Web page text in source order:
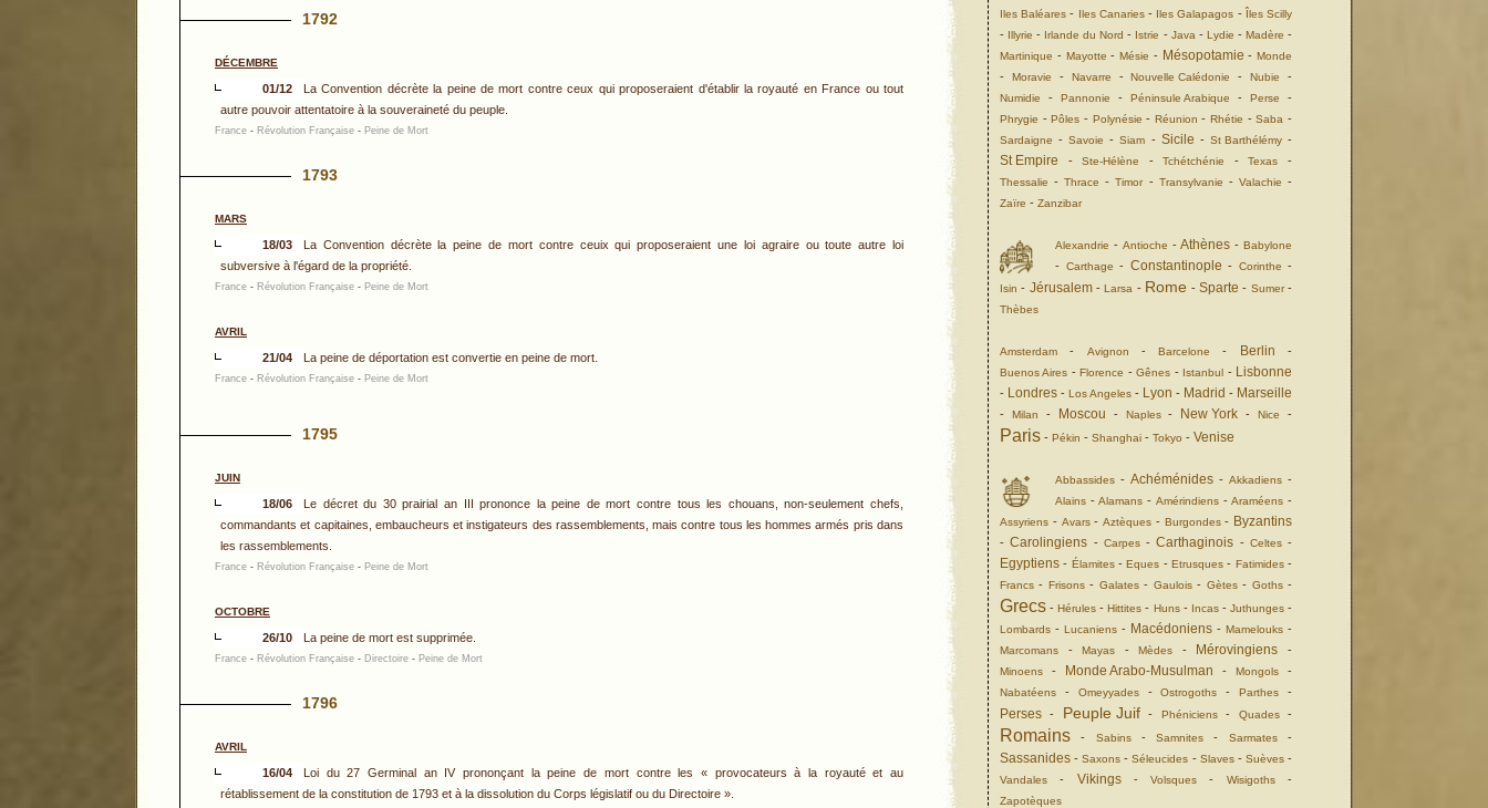
Iles Baléares - Iles Canaries- Iles Galapagos -Îles Scilly
- Illyrie - Irlande du Nord - Istrie - Java - Lydie - Madère -
Martinique - Mayotte - Mésie - Mésopotamie - Monde
- Moravie - Navarre -Nouvelle Calédonie -Nubie -
Numidie - Pannonie - Péninsule Arabique - Perse -
Phrygie -Pôles - Polynésie - Réunion -Rhétie -Saba -
Sardaigne -Savoie -Siam - Sicile - St Barthélémy-
St Empire -Ste-Hélène -Tchétchénie -Texas -
Thessalie -Thrace -Timor- Transylvanie - Valachie -
Zaïre - Zanzibar
Alexandrie - Antioche -Athènes -Babylone
- Carthage - Constantinople - Corinthe -
Isin - Jérusalem-Larsa - Rome - Sparte - Sumer-
Thèbes
Amsterdam - Avignon -Barcelone - Berlin -
Buenos Aires - Florence - Gênes - Istanbul - Lisbonne
- Londres - Los Angeles - Lyon - Madrid - Marseille
- Milan - Moscou - Naples- New York -Nice -
Paris - Pékin - Shanghai - Tokyo - Venise
Abbassides - Achéménides - Akkadiens -
Alains -Alamans - Amérindiens-Araméens -
Assyriens - Avars- Aztèques - Burgondes- Byzantins
-Carolingiens - Carpes-Carthaginois - Celtes-
Egyptiens - Élamites-Eques -Etrusques - Fatimides-
Francs - Frisons- Galates- Gaulois- Gètes- Goths-
Grecs -Hérules -Hittites - Huns- Incas- Juthunges-
Lombards - Lucaniens - Macédoniens - Mamelouks -
Marcomans -Mayas -Mèdes - Mérovingiens -
Minoens - Monde Arabo-Musulman - Mongols -
Nabatéens - Omeyyades-Ostrogoths -Parthes -
Perses - Peuple Juif- Phéniciens- Quades-
Romains - Sabins-Samnites - Sarmates-
Sassanides -Saxons -Séleucides - Slaves- Suèves-
Vandales - Vikings-Volsques - Wisigoths-
Zapotèques
1792
DÉCEMBRE
01/12
La Convention décrète la peine de mort contre ceux qui proposeraient d'établir la royauté en France ou tout
autre pouvoir attentatoire à la souveraineté du peuple.
France - Révolution Française - Peine de Mort
1793
MARS
18/03
La Convention décrète la peine de mort contre ceuix qui proposeraient une loi agraire ou toute autre loi
subversive à l'égard de la propriété.
France - Révolution Française - Peine de Mort
AVRIL
21/04 La peine de déportation est convertie en peine de mort.
France - Révolution Française - Peine de Mort
1795
JUIN
18/06
Le décret du 30 prairial an III prononce la peine de mort contre tous les chouans, non-seulement chefs,
commandants et capitaines, embaucheurs et instigateurs des rassemblements, mais contre tous les hommes armés pris dans
les rassemblements.
France - Révolution Française - Peine de Mort
OCTOBRE
26/10 La peine de mort est supprimée.
France - Révolution Française - Directoire - Peine de Mort
1796
AVRIL
16/04
Loi du 27 Germinal an IV prononçant la peine de mort contre les « provocateurs à la royauté et au
rétablissement de la constitution de 1793 et à la dissolution du Corps législatif ou du Directoire ».